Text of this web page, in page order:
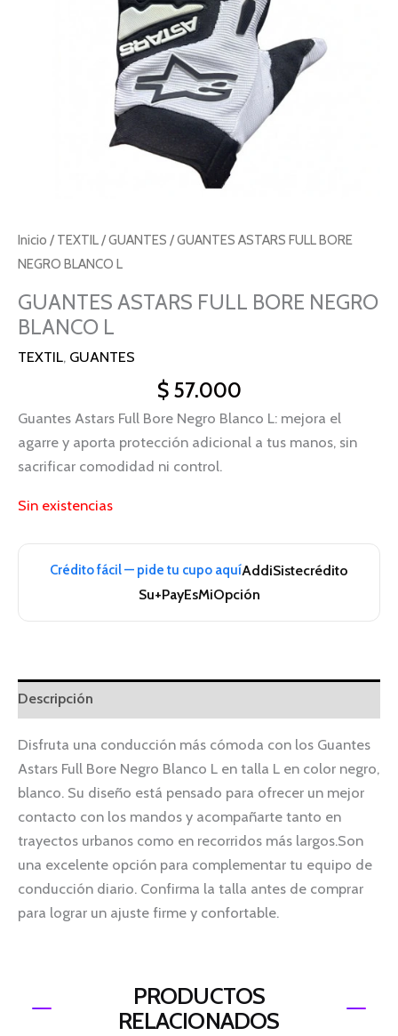
Inicio / TEXTIL/GUANTES / GUANTES ASTARS FULL BORE
NEGRO BLANCO L
GUANTES ASTARS FULL BORE NEGRO
BLANCO L
TEXTIL, GUANTES
$57.000
Guantes Astars Full Bore Negro Blanco L: mejora el
agarre y aporta protección adicional a tus manos, sin
sacrificar comodidad ni control.
Sin existencias
Crédito fácil — pide tu cupo aquíAddiSistecrédito
Su+PayEsMiOpción
Descripción
Disfruta una conducción más cómoda con los Guantes
Astars Full Bore Negro Blanco L en talla L en color negro,
blanco. Su diseño está pensado para ofrecer un mejor
contacto con los mandos y acompañarte tanto en
trayectos urbanos como en recorridos más largos.Son
una excelente opción para complementar tu equipo de
conducción diario. Confirma la talla antes de comprar
para lograr un ajuste firme y confortable.
PRODUCTOS
RELACIONADOS